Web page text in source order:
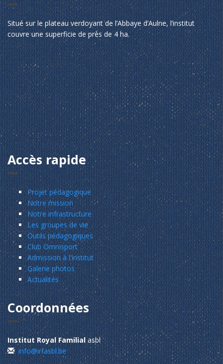
Situé sur le plateau verdoyant de l’Abbaye d’Aulne, l’institut
couvre une superficie de près de 4 ha.
Accès rapide
Projet pédagogique
Notre mission
Notre infrastructure
Les groupes de vie
Outils pédagogiques
Club Omnisport
Admission à l'institut
Galerie photos
Actualités
Coordonnées
Institut Royal Familialasbl
info@irfasbl.be